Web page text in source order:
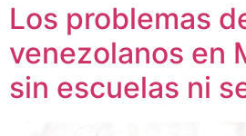
Los problemas
venezolanos en
sin escuelas ni